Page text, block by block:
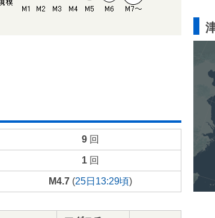
9回
1回
M4.7(25日13:29頃)